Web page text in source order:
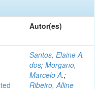
Autor(es)
Santos, Elaine A.
dos; Morgano,
Marcelo A.;
Ribeiro, Alline